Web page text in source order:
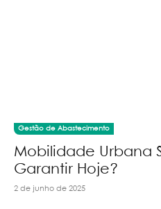
Gestão de Abastecimento
Mobilidade Urbana
Garantir Hoje?
2 de junho de 2025